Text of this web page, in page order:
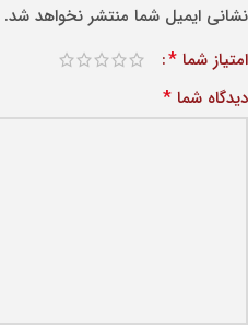
نشانی ایمیل شما منتشر نخواهد شد.
امتیاز شما *
دیدگاه شما *